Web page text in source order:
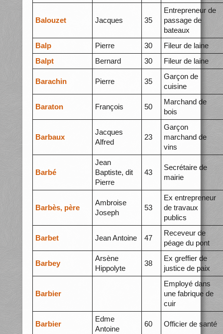
Balouzet Jacques 35
Entrepreneur de
passage de
bateaux
Balp
Pierre 30
Fileur de laine
Balpt
Bernard 30 Fileur de laine
Barachin Pierre 35
Garçon de
cuisine
Baraton François 50
Marchand de
bois
Barbaux
Jacques
Alfred
23
Garçon
marchand de
vins
Barbé
Jean
Baptiste, dit
Pierre
43
Secrétaire de
mairie
Barbès, père
Ambroise
Joseph
53
Ex entrepreneur
de travaux
publics
Barbet Jean Antoine 47
Receveur de
péage du pont
Barbey
Arsène
Hippolyte
38
Ex greffier de
justice de paix
Barbier
Employé dans
une fabrique de
cuir
Barbier
Edme
Antoine
60 Officier de santé